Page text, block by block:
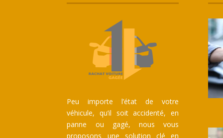
Peu importe l’état de votre
véhicule, qu’il soit accidenté, en
panne ou gagé, nous vous
proposons une solution clé en